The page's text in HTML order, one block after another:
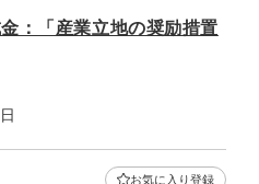
：「産業立地の奨励措置
お気に入り登録